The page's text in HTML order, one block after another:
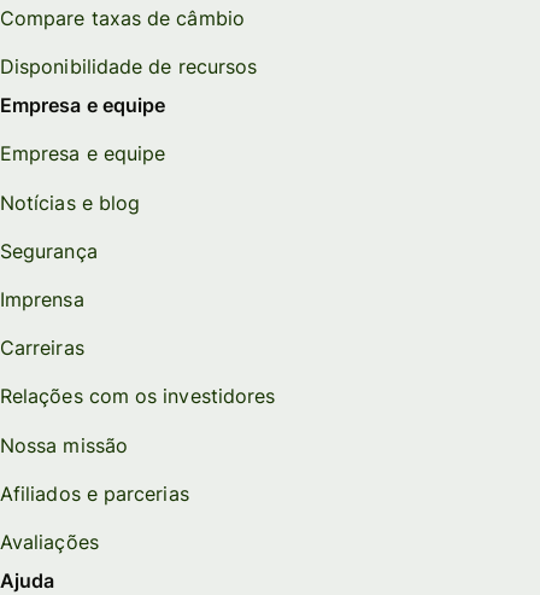
Compare taxas de câmbio
Disponibilidade de recursos
Empresa e equipe
Empresa e equipe
Notícias e blog
Segurança
Imprensa
Carreiras
Relações com os investidores
Nossa missão
Afiliados e parcerias
Avaliações
Ajuda